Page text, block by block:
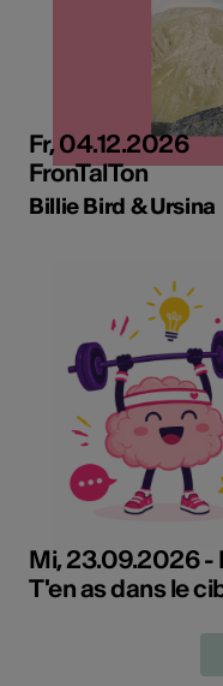
Fr, 04.12.2026
FronTalTon
Billie Bird & Ursina
Mi, 23.09.2026 -
T'en as dans le